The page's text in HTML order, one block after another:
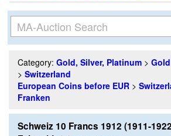
Category: Gold, Silver, Platinum > Gold
> Switzerland
European Coins before EUR >
Franken
Schweiz 10 Francs 1912 (1911-